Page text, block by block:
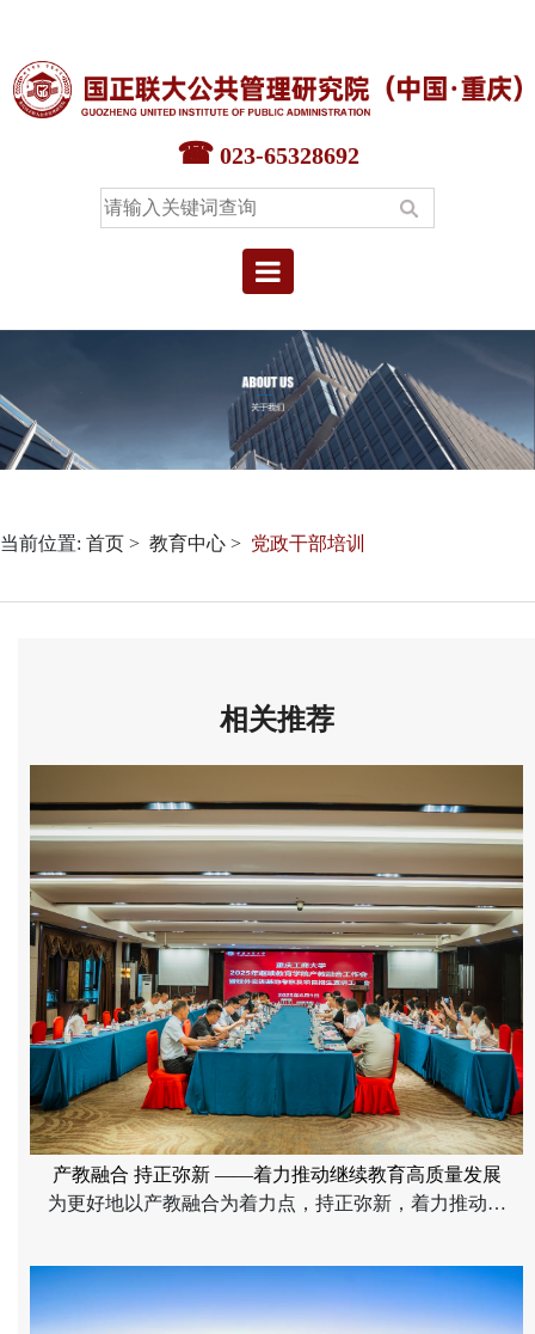
023-65328692
首页
专家中心
当前位置: 首页 教育中心 党政干部培训
相关推荐
产教融合 持正弥新 ——着力推动继续教育高质量发展
为更好地以产教融合为着力点，持正弥新，着力推动重
目招生宣讲为抓手，联合校友资源，在典雅华美达广场
酒店组织召开了“2025年继续教育产教融合工作会暨校外